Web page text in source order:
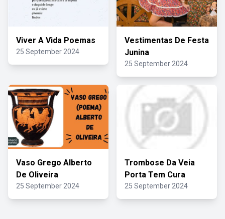
Viver A Vida Poemas
25 September 2024
Vestimentas De Festa
Junina
25 September 2024
Vaso Grego Alberto
De Oliveira
25 September 2024
Trombose Da Veia
Porta Tem Cura
25 September 2024